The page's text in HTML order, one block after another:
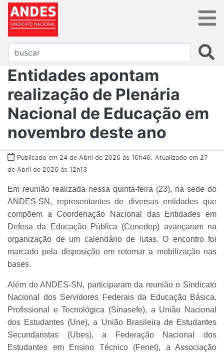
Entidades apontam
realização de Plenária
Nacional de Educação em
novembro deste ano
Publicado em 24 de Abril de 2026 às 16h46. Atualizado em 27
de Abril de 2026 às 12h13
Em reunião realizada nessa quinta-feira (23), na sede do
ANDES-SN, representantes de diversas entidades que
compõem a Coordenação Nacional das Entidades em
Defesa da Educação Pública (Conedep) avançaram na
organização de um calendário de lutas. O encontro foi
marcado pela disposição em retomar a mobilização nas
bases.
Além do ANDES-SN, participaram da reunião o Sindicato
Nacional dos Servidores Federais da Educação Básica,
Profissional e Tecnológica (Sinasefe), a União Nacional
dos Estudantes (Une), a União Brasileira de Estudantes
Secundaristas (Ubes), a Federação Nacional dos
Estudantes em Ensino Técnico (Fenet), a Associação